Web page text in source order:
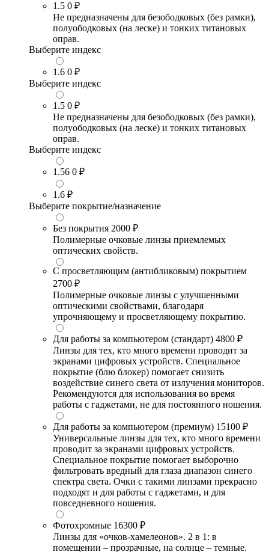
1.5 0 ₽
Не предназначены для безободковых (без рамки),
полуободковых (на леске) и тонких титановых
оправ.
Выберите индекс
1.6 0 ₽
Выберите индекс
1.5 0 ₽
Не предназначены для безободковых (без рамки),
полуободковых (на леске) и тонких титановых
оправ.
Выберите индекс
1.56 0 ₽
1.6 ₽
Выберите покрытие/назначение
Без покрытия 2000 ₽
Полимерные очковые линзы приемлемых
оптических свойств.
С просветляющим (антибликовым) покрытием
2700 ₽
Полимерные очковые линзы с улучшенными
оптическими свойствами, благодаря
упрочняющему и просветляющему покрытию.
Для работы за компьютером (стандарт) 4800 ₽
Линзы для тех, кто много времени проводит за
экранами цифровых устройств. Специальное
покрытие (блю блокер) помогает снизить
воздействие синего света от излучения мониторов.
Рекомендуются для использования во время
работы с гаджетами, не для постоянного ношения.
Для работы за компьютером (премиум) 15100 ₽
Универсальные линзы для тех, кто много времени
проводит за экранами цифровых устройств.
Специальное покрытие помогает выборочно
фильтровать вредный для глаза диапазон синего
спектра света. Очки с такими линзами прекрасно
подходят и для работы с гаджетами, и для
повседневного ношения.
Фотохромные 16300 ₽
Линзы для «очков-хамелеонов». 2 в 1: в
помещении – прозрачные, на солнце – темные.